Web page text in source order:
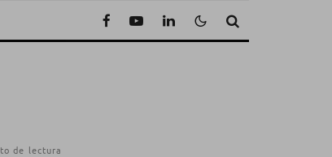
de lectura